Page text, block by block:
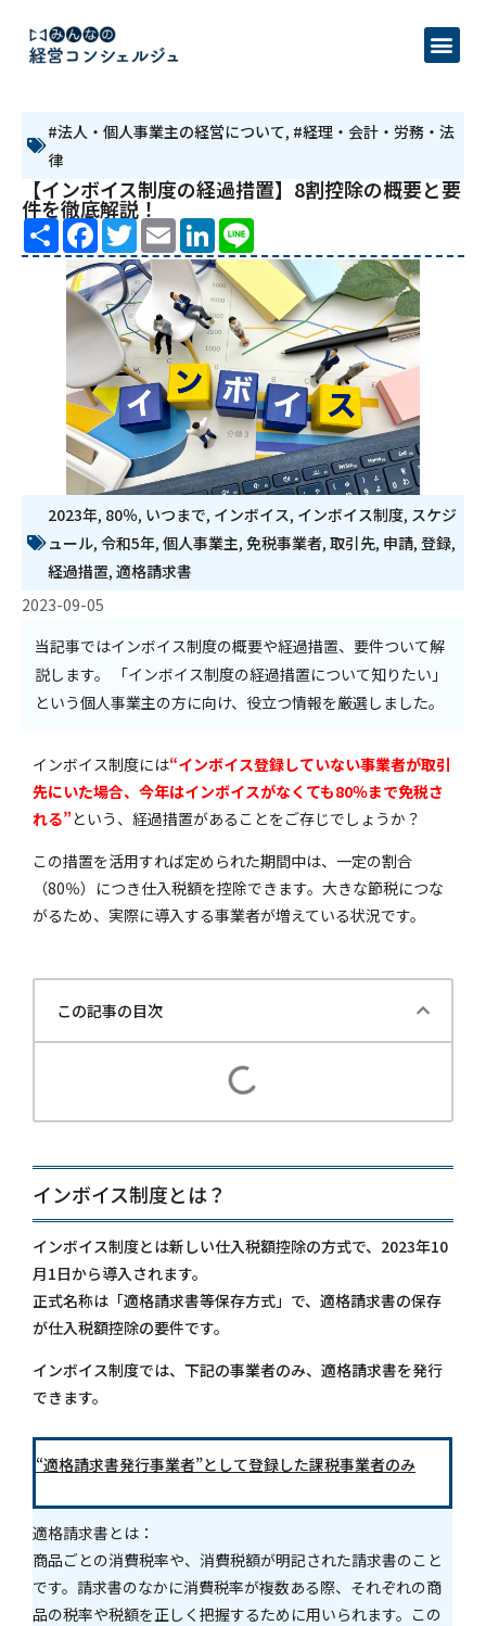
#法人・個人事業主の経営について, #経理・会計・労務・法
律
【インボイス制度の経過措置】8割控除の概要と要
件を徹底解説！
ShareFacebook
TwitterEmail LinkedIn
2023年, 80％, いつまで, インボイス, インボイス制度, スケジ
ュール, 令和5年, 個人事業主, 免税事業者, 取引先, 申請, 登録,
経過措置, 適格請求書
2023-09-05
当記事ではインボイス制度の概要や経過措置、要件ついて解
説します。 「インボイス制度の経過措置について知りたい」
という個人事業主の方に向け、役立つ情報を厳選しました。
インボイス制度には“インボイス登録していない事業者が取引
先にいた場合、今年はインボイスがなくても80％まで免税さ
れる”という、経過措置があることをご存じでしょうか？
この措置を活用すれば定められた期間中は、一定の割合
（80％）につき仕入税額を控除できます。大きな節税につな
がるため、実際に導入する事業者が増えている状況です。
この記事の目次
インボイス制度とは？
インボイス制度とは新しい仕入税額控除の方式で、2023年10
月1日から導入されます。
正式名称は「適格請求書等保存方式」で、適格請求書の保存
が仕入税額控除の要件です。
インボイス制度では、下記の事業者のみ、適格請求書を発行
できます。
“適格請求書発行事業者”として登録した課税事業者のみ
適格請求書とは：
商品ごとの消費税率や、消費税額が明記された請求書のこと
です。 請求書のなかに消費税率が複数ある際、それぞれの商
品の税率や税額を正しく把握するために用いられます。この